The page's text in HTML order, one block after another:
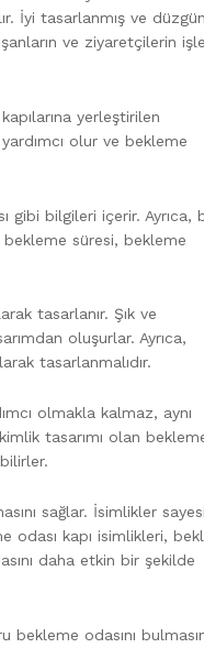
İyi tasarlanmış ve
ve ziyaretçilerin
yerleştirilen
olur ve bekleme
gibi bilgileri içerir. Ayrıca,
süresi, bekleme
tasarlanır. Şık ve
oluşurlar. Ayrıca,
tasarlanmalıdır.
olmakla kalmaz, aynı
tasarımı olan
sağlar. İsimlikler
odası kapı isimlikleri,
daha etkin bir şekilde
odasını